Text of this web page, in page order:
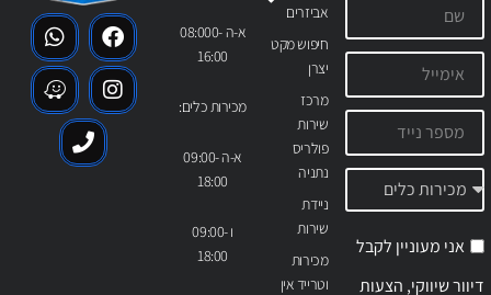
אביזרים
חיפוש מקט
יצרן
מרכז
שירות
פולריס
נתניה
ניידת
שירות
מכירות
וטרייד אין
א-ה 08:000-
16:00
מכירות כלים:
א-ה 09:00-
18:00
ו 09:00-
18:00
אני מעוניין לקבל
דיוור שיווקי, הצעות